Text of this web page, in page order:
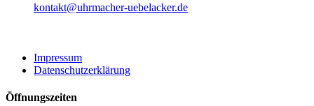
kontakt@uhrmacher-uebelacker.de
Impressum
Datenschutzerklärung
Öffnungszeiten